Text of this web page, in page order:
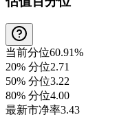
当前分位60.91%
20% 分位2.71
50% 分位3.22
80% 分位4.00
最新市净率3.43